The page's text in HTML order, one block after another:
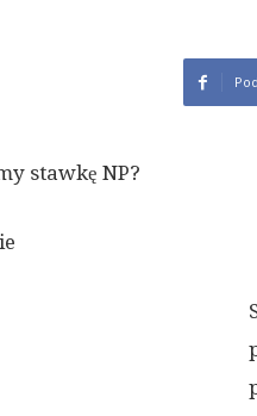
stawkę NP?